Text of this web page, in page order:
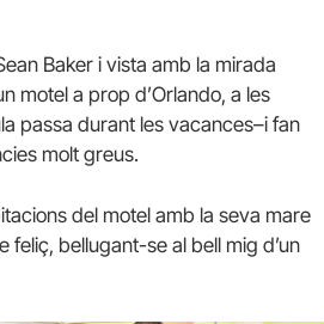
Baker i vista amb la mirada
motel a prop d’Orlando, a les
passa durant les vacances–i fan
molt greus.
del motel amb la seva mare
bellugant-se al bell mig d’un